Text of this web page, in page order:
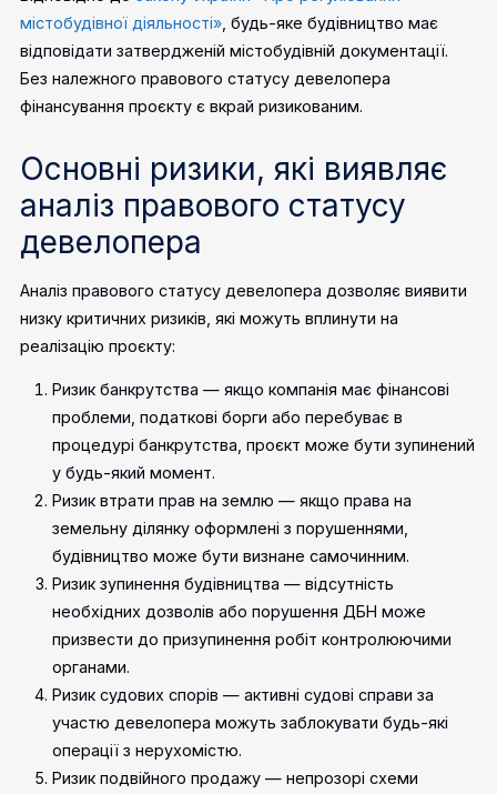
містобудівної діяльності» , будь-яке будівництво має
відповідати затвердженій містобудівній документації.
Без належного правового статусу девелопера
фінансування проєкту є вкрай ризикованим.
Основні ризики, які виявляє
аналіз правового статусу
девелопера
Аналіз правового статусу девелопера дозволяє виявити
низку критичних ризиків, які можуть вплинути на
реалізацію проєкту:
Ризик банкрутства — якщо компанія має фінансові
проблеми, податкові борги або перебуває в
процедурі банкрутства, проєкт може бути зупинений
у будь-який момент.
Ризик втрати прав на землю — якщо права на
земельну ділянку оформлені з порушеннями,
будівництво може бути визнане самочинним.
Ризик зупинення будівництва — відсутність
необхідних дозволів або порушення ДБН може
призвести до призупинення робіт контролюючими
органами.
Ризик судових спорів — активні судові справи за
участю девелопера можуть заблокувати будь-які
операції з нерухомістю.
Ризик подвійного продажу — непрозорі схеми